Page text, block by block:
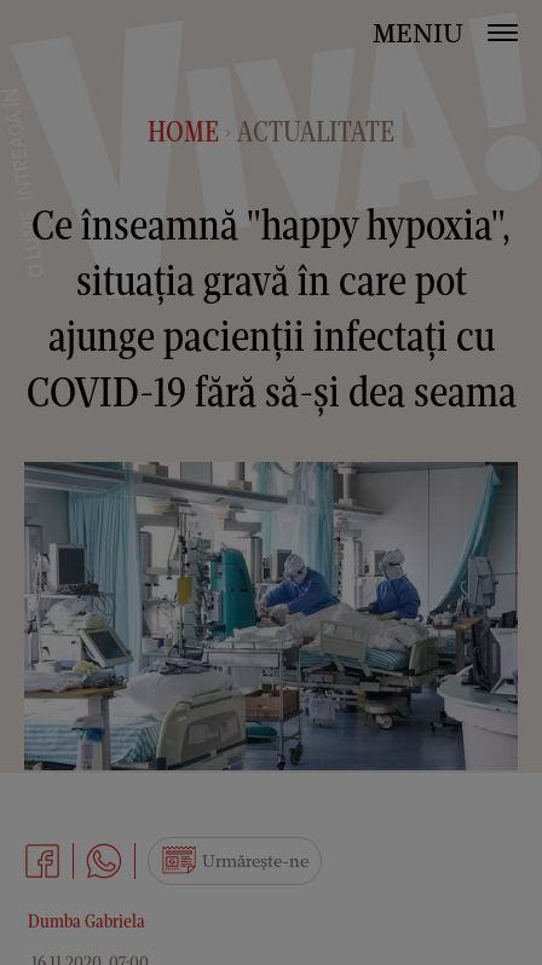
MENIU
HOME > ACTUALITATE
Ce înseamnă "happy hypoxia",
situația gravă în care pot
ajunge pacienții infectați cu
COVID-19 fără să-și dea seama
Dumba Gabriela
Urmărește-ne